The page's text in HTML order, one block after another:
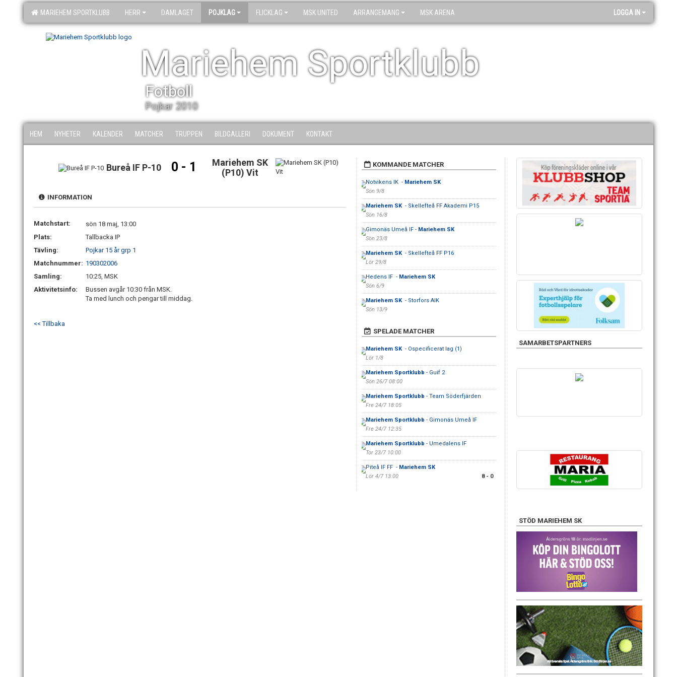
MARIEHEM SPORTKLUBB HERR DAMLAGET POJKLAG FLICKLAG MSK UNITED ARRANGEMANG MSK ARENA LOGGA IN
Mariehem Sportklubb
Fotboll
Pojkar 2010
HEM NYHETER KALENDER MATCHER TRUPPEN BILDGALLERI DOKUMENT KONTAKT
Bureå IF P-10 0 - 1
Mariehem SK
(P10) Vit
INFORMATION
Matchstart:
sön 18 maj, 13:00
Plats:
Tallbacka IP
Tävling:
Pojkar 15 år grp 1
Matchnummer: 190302006
Samling:
10:25, MSK
Aktivitetsinfo:
Bussen avgår 10:30 från MSK.
Ta med lunch och pengar till middag.
<< Tillbaka
KOMMANDE MATCHER
Notvikens IK - Mariehem SK
Sön 9/8
Mariehem SK - Skellefteå FF Akademi P15
Sön 16/8
Gimonäs Umeå IF - Mariehem SK
Sön 23/8
Mariehem SK - Skellefteå FF P16
Lör 29/8
Hedens IF - Mariehem SK
Sön 6/9
Mariehem SK - Storfors AIK
Sön 13/9
SPELADE MATCHER
Mariehem SK - Ospecificerat lag (1)
Lör 1/8
Mariehem Sportklubb - Guif 2
Sön 26/7 08:00
Mariehem Sportklubb - Team Söderfjärden
Fre 24/7 18:05
Mariehem Sportklubb - Gimonäs Umeå IF
Fre 24/7 12:35
Mariehem Sportklubb - Umedalens IF
Tor 23/7 10:00
Piteå IF FF - Mariehem SK
Lör 4/7 13:00
8 - 0
SAMARBETSPARTNERS
STÖD MARIEHEM SK